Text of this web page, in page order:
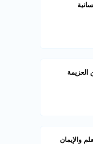
والإيمان